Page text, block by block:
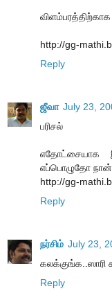
http://gg-
Reply
ஜீவா July 23,
பரிசல்
எதோட்சையாக
எப்பொழுதோ
http://gg-
Reply
நர்சிம் July 23,
கலக்குங்க..ஸாரி
Reply